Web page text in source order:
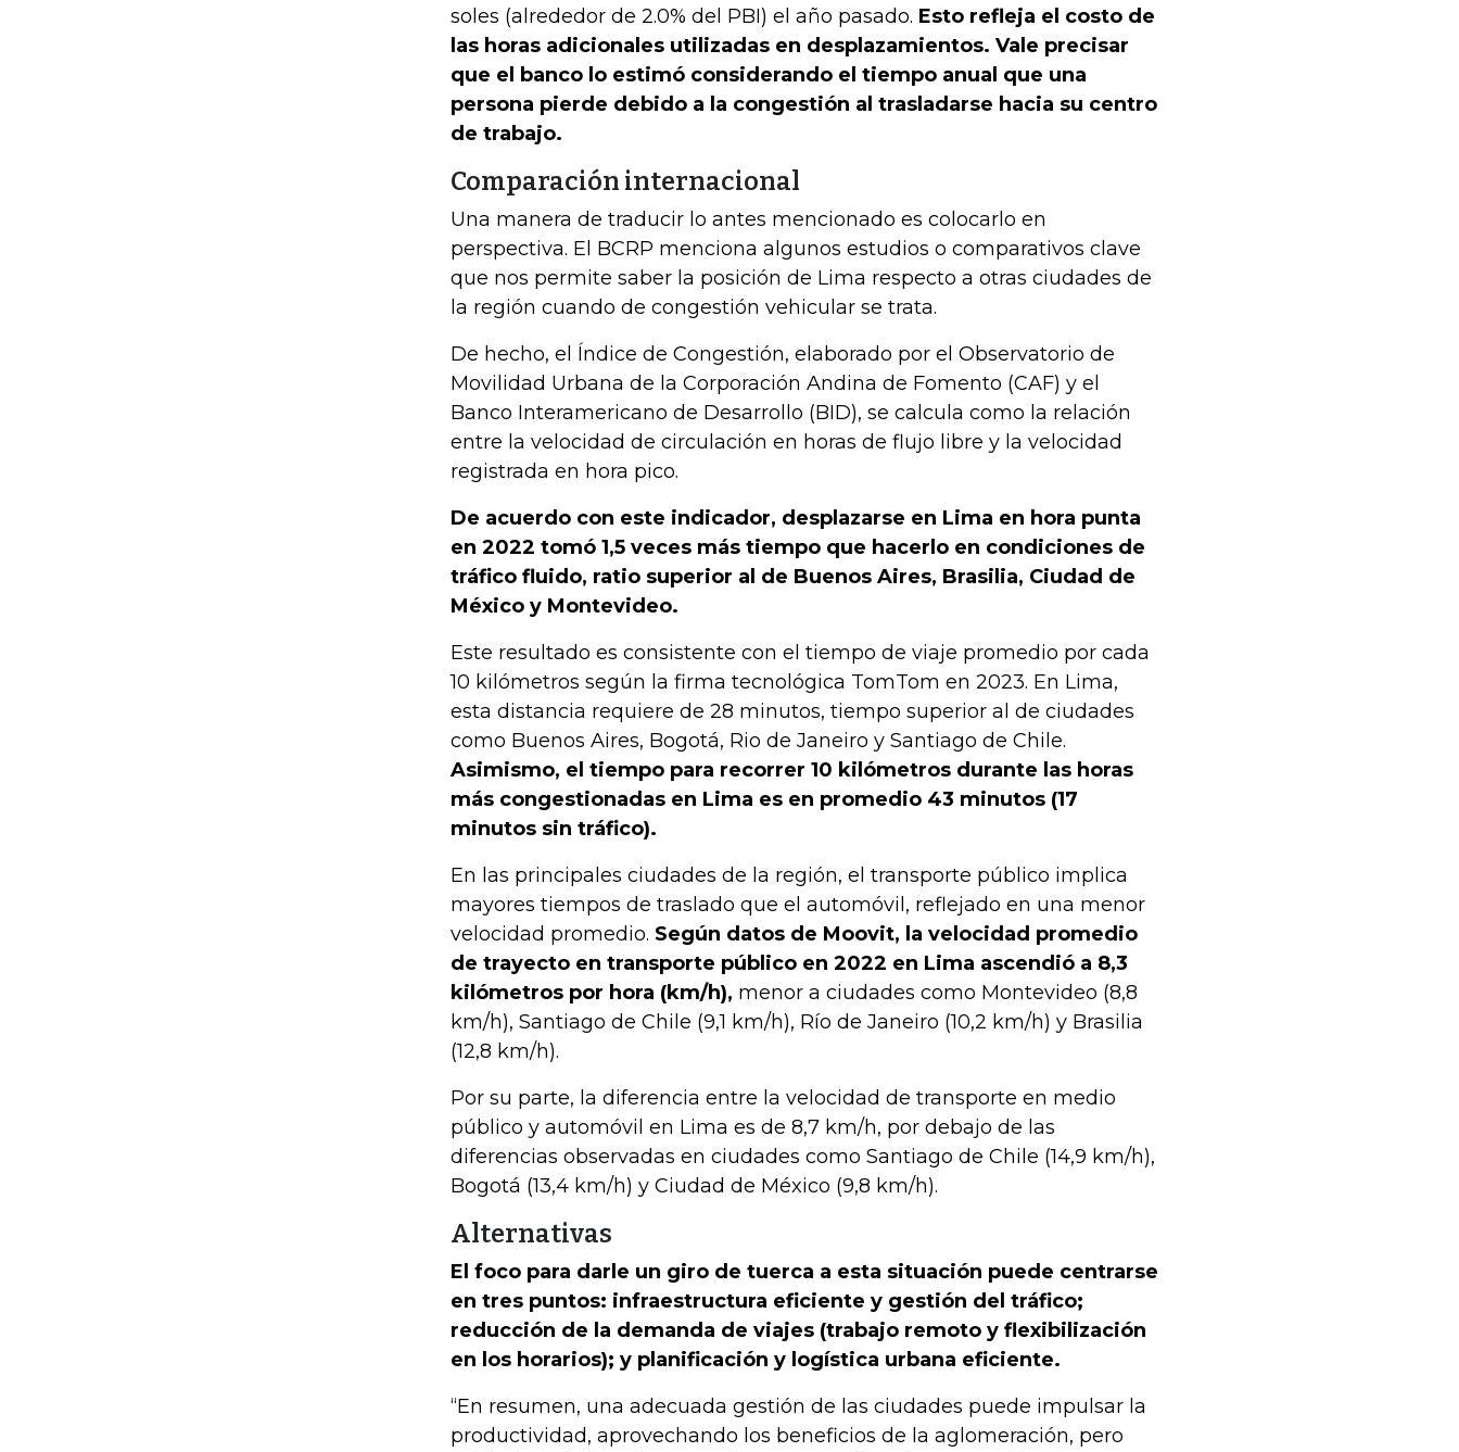
soles (alrededor de 2.0% del PBI) el año pasado. Esto refleja el costo de
las horas adicionales utilizadas en desplazamientos. Vale precisar
que el banco lo estimó considerando el tiempo anual que una
persona pierde debido a la congestión al trasladarse hacia su centro
de trabajo.
Comparación internacional
Una manera de traducir lo antes mencionado es colocarlo en
perspectiva. El BCRP menciona algunos estudios o comparativos clave
que nos permite saber la posición de Lima respecto a otras ciudades de
la región cuando de congestión vehicular se trata.
De hecho, el Índice de Congestión, elaborado por el Observatorio de
Movilidad Urbana de la Corporación Andina de Fomento (CAF) y el
Banco Interamericano de Desarrollo (BID), se calcula como la relación
entre la velocidad de circulación en horas de flujo libre y la velocidad
registrada en hora pico.
De acuerdo con este indicador, desplazarse en Lima en hora punta
en 2022 tomó 1,5 veces más tiempo que hacerlo en condiciones de
tráfico fluido, ratio superior al de Buenos Aires, Brasilia, Ciudad de
México y Montevideo.
Este resultado es consistente con el tiempo de viaje promedio por cada
10 kilómetros según la firma tecnológica TomTom en 2023. En Lima,
esta distancia requiere de 28 minutos, tiempo superior al de ciudades
como Buenos Aires, Bogotá, Rio de Janeiro y Santiago de Chile.
Asimismo, el tiempo para recorrer 10 kilómetros durante las horas
más congestionadas en Lima es en promedio 43 minutos (17
minutos sin tráfico).
En las principales ciudades de la región, el transporte público implica
mayores tiempos de traslado que el automóvil, reflejado en una menor
velocidad promedio. Según datos de Moovit, la velocidad promedio
de trayecto en transporte público en 2022 en Lima ascendió a 8,3
kilómetros por hora (km/h), menor a ciudades como Montevideo (8,8
km/h), Santiago de Chile (9,1 km/h), Río de Janeiro (10,2 km/h) y Brasilia
(12,8 km/h).
Por su parte, la diferencia entre la velocidad de transporte en medio
público y automóvil en Lima es de 8,7 km/h, por debajo de las
diferencias observadas en ciudades como Santiago de Chile (14,9 km/h),
Bogotá (13,4 km/h) y Ciudad de México (9,8 km/h).
Alternativas
El foco para darle un giro de tuerca a esta situación puede centrarse
en tres puntos: infraestructura eficiente y gestión del tráfico;
reducción de la demanda de viajes (trabajo remoto y flexibilización
en los horarios); y planificación y logística urbana eficiente.
“En resumen, una adecuada gestión de las ciudades puede impulsar la
productividad, aprovechando los beneficios de la aglomeración, pero